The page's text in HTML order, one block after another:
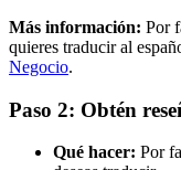
Más información: Por
quieres traducir al
Negocio.
Paso 2: Obtén
Qué hacer: Por